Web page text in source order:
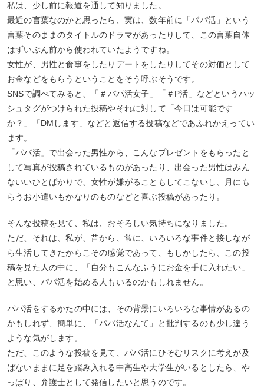
私は、少し前に報道を通して知りました。
最近の言葉なのかと思ったら、実は、数年前に「パパ活」という
言葉そのままのタイトルのドラマがあったりして、この言葉自体
はずいぶん前から使われていたようですね。
女性が、男性と食事をしたりデートをしたりしてその対価として
お金などをもらうということをそう呼ぶそうです。
SNSで調べてみると、「＃パパ活女子」「＃P活」などというハッ
シュタグがつけられた投稿やそれに対して「今日は可能です
か？」「DMします」などと返信する投稿などであふれかえってい
ます。
「パパ活」で出会った男性から、こんなプレゼントをもらったと
して写真が投稿されているものがあったり、出会った男性はみん
ないいひとばかりで、女性が嫌がることもしてこないし、月にも
らうお小遣いもかなりのものなどと喜ぶ投稿があったり。
そんな投稿を見て、私は、おそろしい気持ちになりました。
ただ、それは、私が、昔から、常に、いろいろな事件と接しなが
ら生活してきたからこその感覚であって、もしかしたら、この投
稿を見た人の中に、「自分もこんなふうにお金を手に入れたい」
と思い、パパ活を始める人もいるのかもしれません。
パパ活をするかたの中には、その背景にいろいろな事情があるの
かもしれず、簡単に、「パパ活なんて」と批判するのも少し違う
ような気がします。
ただ、このような投稿を見て、パパ活にひそむリスクに考えが及
ばないままに足を踏み入れる中高生や大学生がいるとしたら、や
っぱり、弁護士として発信したいと思うのです。